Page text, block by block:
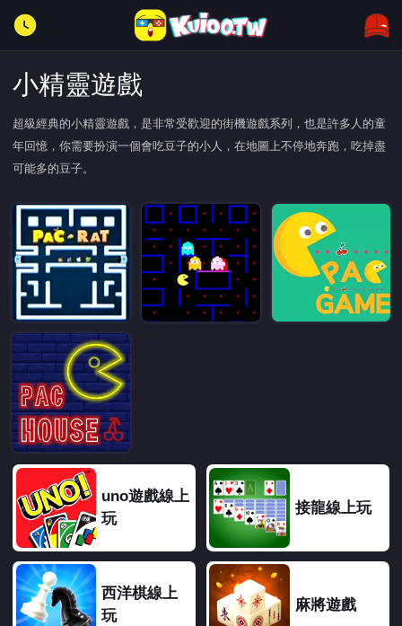
小精靈遊戲
超級經典的小精靈遊戲，是非常受歡迎的街機遊戲系列，也是許多人的童
年回憶，你需要扮演一個會吃豆子的小人，在地圖上不停地奔跑，吃掉盡
可能多的豆子。
uno遊戲線上
玩
接龍線上玩
西洋棋線上
玩
麻將遊戲